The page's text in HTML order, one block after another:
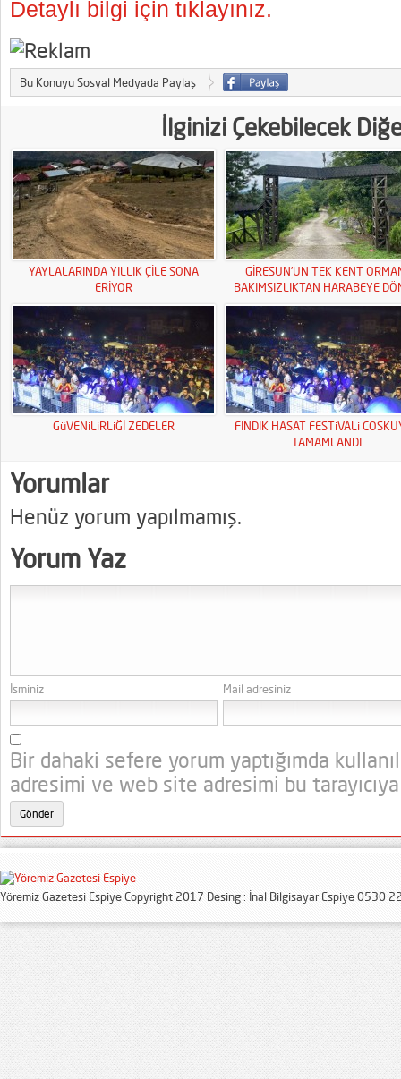
Detaylı bilgi için tıklayınız.
Bu Konuyu Sosyal Medyada Paylaş
İlginizi Çekebilecek
YAYLALARINDA YILLIK ÇİLE SONA
ERİYOR
GİRESUN’UN TEK KENT
BAKIMSIZLIKTAN HARABEYE
GüVENiLiRLiĞİ ZEDELER
FINDIK HASAT FESTiVALi
TAMAMLANDI
Yorumlar
Henüz yorum yapılmamış.
Yorum Yaz
İsminiz Mail adresiniz
Bir dahaki sefere yorum yaptığımda
adresimi ve web site adresimi bu
Yöremiz Gazetesi Espiye Copyright 2017 Desing : İnal Bilgisayar Espiye 0530